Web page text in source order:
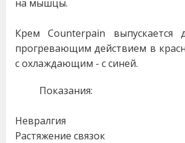
на мышцы.
Крем Counterpain выпускается
прогревающим действием в
с охлаждающим - с синей.
Показания:
Невралгия
Растяжение связок